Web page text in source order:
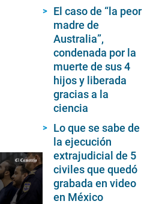
El caso de “la peor
madre de
Australia”,
condenada por la
muerte de sus 4
hijos y liberada
gracias a la
ciencia
Lo que se sabe de
la ejecución
extrajudicial de 5
civiles que quedó
grabada en video
en México